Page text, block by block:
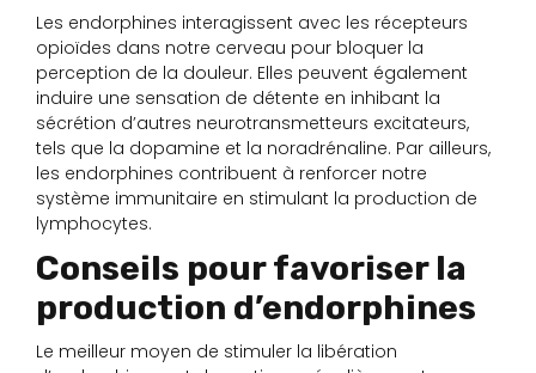
Les endorphines interagissent avec les récepteurs
opioïdes dans notre cerveau pour bloquer la
perception de la douleur. Elles peuvent également
induire une sensation de détente en inhibant la
sécrétion d’autres neurotransmetteurs excitateurs,
tels que la dopamine et la noradrénaline. Par ailleurs,
les endorphines contribuent à renforcer notre
système immunitaire en stimulant la production de
lymphocytes.
Conseils pour favoriser la
production d’endorphines
Le meilleur moyen de stimuler la libération